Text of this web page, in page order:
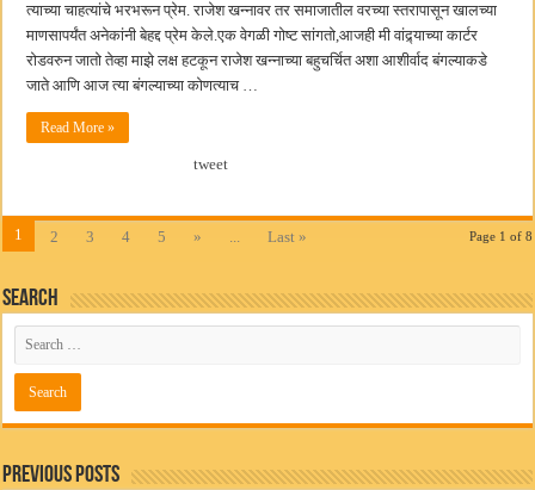
त्याच्या चाहत्यांचे भरभरून प्रेम. राजेश खन्नावर तर समाजातील वरच्या स्तरापासून खालच्या
माणसापर्यंत अनेकांनी बेहद्द प्रेम केले.एक वेगळी गोष्ट सांगतो,आजही मी वांद्र्याच्या कार्टर
रोडवरुन जातो तेव्हा माझे लक्ष हटकून राजेश खन्नाच्या बहुचर्चित अशा आशीर्वाद बंगल्याकडे
जाते आणि आज त्या बंगल्याच्या कोणत्याच …
Read More »
tweet
Page 1 of 8
1 2 3 4 5 » ... Last »
Search
Previous Posts